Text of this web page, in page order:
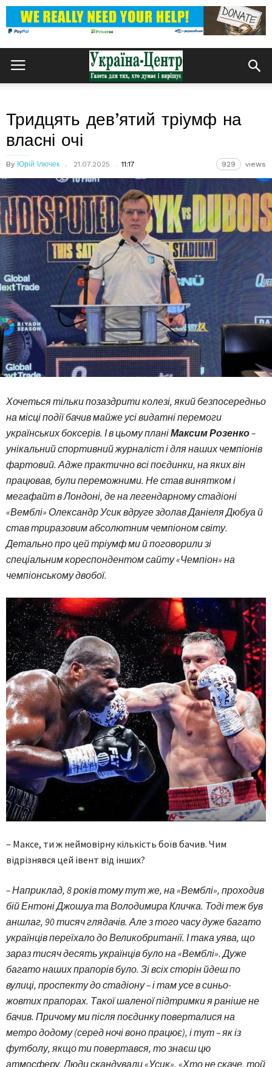
Тридцять дев’ятий тріумф на
власні очі
By Юрій Ілючек 21.07.2025 11:17 929 views
Хочеться тільки позаздрити колезі, який безпосередньо
на місці події бачив майже усі видатні перемоги
українських боксерів. І в цьому планіМаксим Розенко–
унікальний спортивний журналіст і для наших чемпіонів
фартовий. Адже практично всі поєдинки, на яких він
працював, були переможними. Не став винятком і
мегафайт в Лондоні, де на легендарному стадіоні
«Вемблі» Олександр Усик вдруге здолав Даніеля Дюбуа й
став триразовим абсолютним чемпіоном світу.
Детально про цей тріумф ми й поговорили зі
спеціальним кореспондентом сайту «Чемпіон» на
чемпіонському двобої.
– Максе, ти ж неймовірну кількість боїв бачив. Чим
відрізнявся цей івент від інших?
– Наприклад, 8 років тому тут же, на «Вемблі», проходив
бій Ентоні Джошуа та Володимира Кличка. Тоді теж був
аншлаг, 90 тисяч глядачів. Але з того часу дуже багато
українців переїхало до Великобританії. І така уява, що
зараз тисяч десять українців було на «Вемблі». Дуже
багато наших прапорів було. Зі всіх сторін йдеш по
вулиці, проспекту до стадіону – і там усе в синьо-
жовтих прапорах. Такої шаленої підтримки я раніше не
бачив. Причому ми після поєдинку поверталися на
метро додому (серед ночі воно працює), і тут – як із
футболу, якщо ти повертався, то знаєш цю
атмосферу. Люди скандували «Усик», «Хто не скаче, той